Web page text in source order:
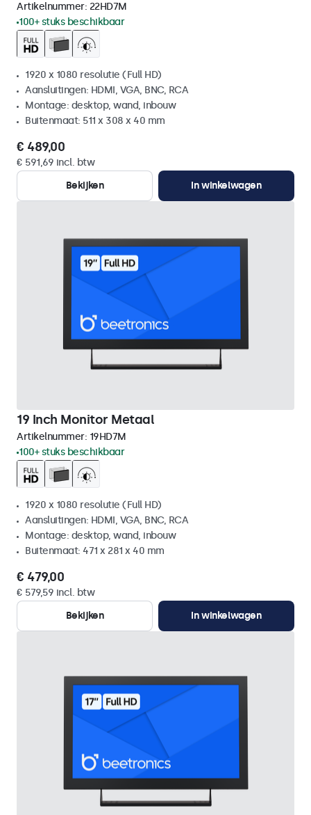
Artikelnummer: 22HD7M
100+ stuks beschikbaar
1920 x 1080 resolutie (Full HD)
Aansluitingen: HDMI, VGA, BNC, RCA
Montage: desktop, wand, inbouw
Buitenmaat: 511 x 308 x 40 mm
€ 489,00
€ 591,69 incl. btw
Bekijken
In winkelwagen
19 Inch Monitor Metaal
Artikelnummer: 19HD7M
100+ stuks beschikbaar
1920 x 1080 resolutie (Full HD)
Aansluitingen: HDMI, VGA, BNC, RCA
Montage: desktop, wand, inbouw
Buitenmaat: 471 x 281 x 40 mm
€ 479,00
€ 579,59 incl. btw
Bekijken
In winkelwagen